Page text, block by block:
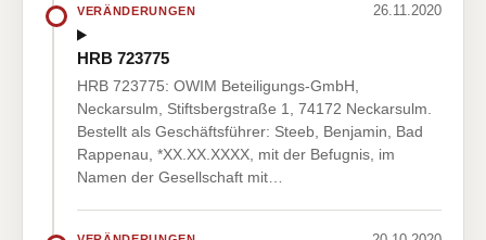
VERÄNDERUNGEN 26.11.2020
HRB 723775
HRB 723775: OWIM Beteiligungs-GmbH,
Neckarsulm, Stiftsbergstraße 1, 74172 Neckarsulm.
Bestellt als Geschäftsführer: Steeb, Benjamin, Bad
Rappenau, *XX.XX.XXXX, mit der Befugnis, im
Namen der Gesellschaft mit…